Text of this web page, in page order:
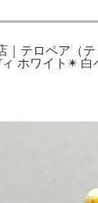
テロペア（
ィ ホワイト✴︎